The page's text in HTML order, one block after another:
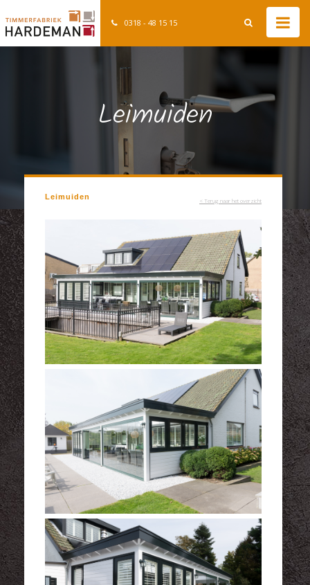
0318 - 48 15 15
Leimuiden
Leimuiden < Terug naar het overzicht